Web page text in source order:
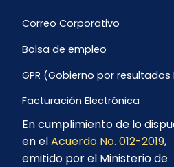
Correo Corporativo
Bolsa de empleo
GPR (Gobierno por resultados
Facturación Electrónica
Archivo Histórico de
Portal Ambiental y Social
En cumplimiento de lo
en elAcuerdo No. 012-2019,
emitido por el Ministerio de